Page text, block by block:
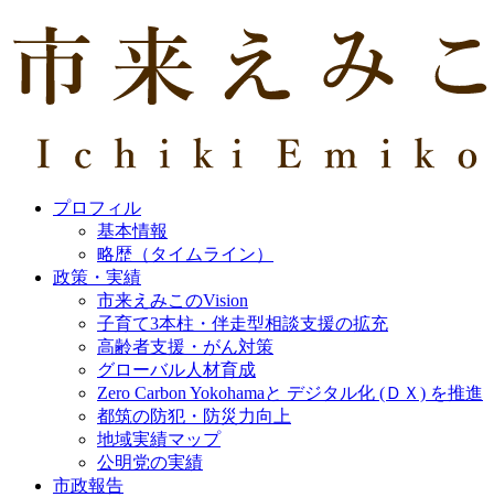
プロフィル
基本情報
略歴（タイムライン）
政策・実績
市来えみこのVision
子育て3本柱・伴走型相談支援の拡充
高齢者支援・がん対策
グローバル人材育成
Zero Carbon Yokohamaと デジタル化 (ＤＸ) を推進
都筑の防犯・防災力向上
地域実績マップ
公明党の実績
市政報告